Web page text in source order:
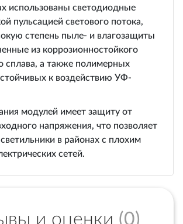
использованы светодиодные
пульсацией светового потока,
степень пыле- и влагозащиты
из коррозионностойкого
сплава, а также полимерных
к воздействию УФ-
модулей имеет защиту от
напряжения, что позволяет
в районах с плохим
сетей.
и оценки (0)